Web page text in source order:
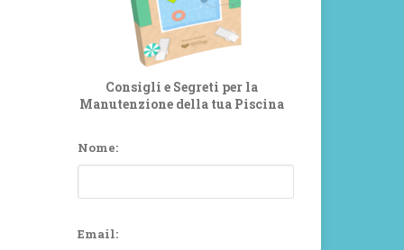
Consigli e Segreti per la
Manutenzione della tua Piscina
Nome:
Email: